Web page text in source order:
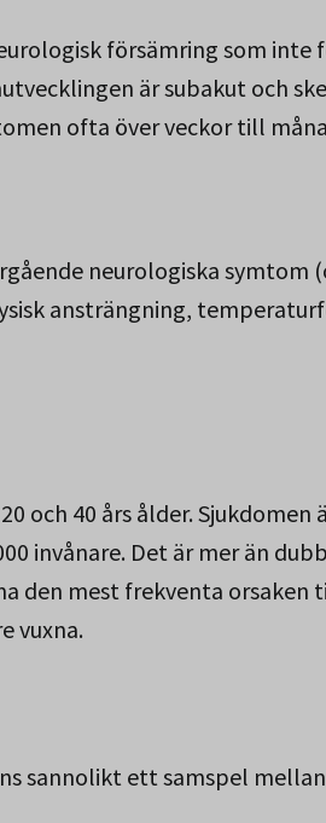
försämring som inte
är subakut och
ofta över veckor till
neurologiska
ansträngning,
och 40 års ålder.
invånare. Det är mer än
den mest frekventa orsaken
vuxna.
sannolikt ett samspel